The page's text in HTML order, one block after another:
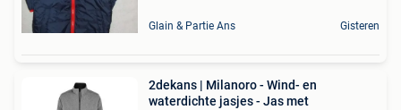
Glain & Partie Ans Gisteren
2dekans | Milanoro - Wind- en
waterdichte jasjes - Jas met